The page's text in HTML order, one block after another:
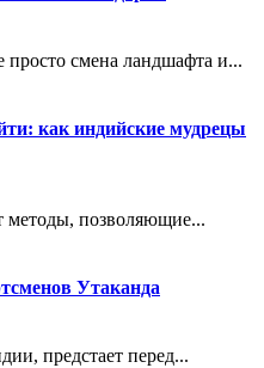
смена ландшафта и...
как индийские мудрецы
методы, позволяющие...
Утаканда
предстает перед...